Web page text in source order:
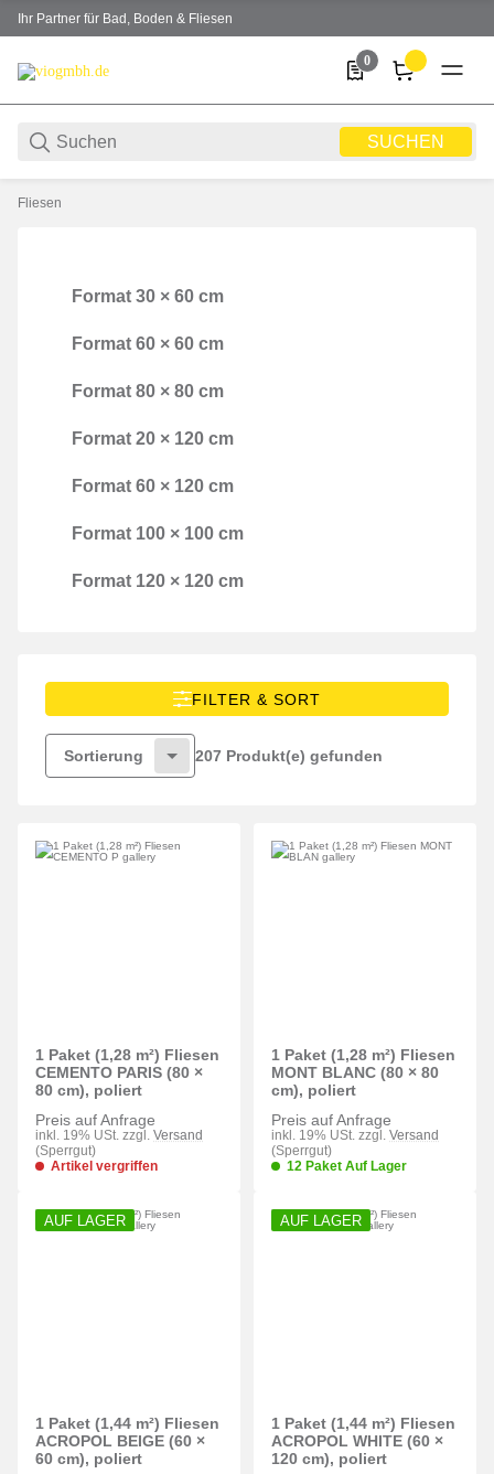
Ihr Partner für Bad, Boden & Fliesen
SUCHEN
0
0 Produkte in der Liste
Fliesen
Format 30 × 60 cm
Format 60 × 60 cm
Format 80 × 80 cm
Format 20 × 120 cm
Format 60 × 120 cm
Format 100 × 100 cm
Format 120 × 120 cm
FILTER & SORT
Sortierung 207 Produkt(e) gefunden
1 Paket (1,28 m²) Fliesen
CEMENTO PARIS (80 ×
80 cm), poliert
Preis auf Anfrage
inkl. 19% USt. zzgl. Versand
(Sperrgut)
Artikel vergriffen
1 Paket (1,28 m²) Fliesen
MONT BLANC (80 × 80
cm), poliert
Preis auf Anfrage
inkl. 19% USt. zzgl. Versand
(Sperrgut)
12 Paket Auf Lager
AUF LAGER
1 Paket (1,44 m²) Fliesen
ACROPOL BEIGE (60 ×
60 cm), poliert
AUF LAGER
1 Paket (1,44 m²) Fliesen
ACROPOL WHITE (60 ×
120 cm), poliert